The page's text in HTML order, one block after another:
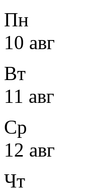
Пн
10 авг
Вт
11 авг
Ср
12 авг
Чт